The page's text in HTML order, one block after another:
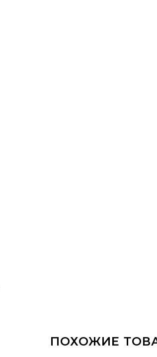
ПОХОЖИЕ